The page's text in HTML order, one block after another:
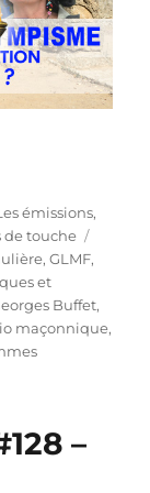
émissions,
de touche
,GLMF,
et
Buffet,
maçonnique,
–